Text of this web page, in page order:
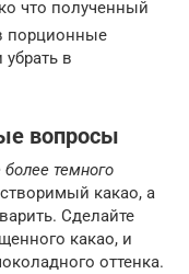
что полученный
порционные
в
вопросы
темного
какао, а
Сделайте
какао, и
оттенка.